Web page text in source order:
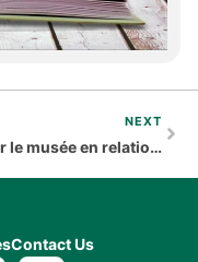
NEXT
Penser le musée en relation – Entretien avec Benoît de L’Estoile
Contact Us